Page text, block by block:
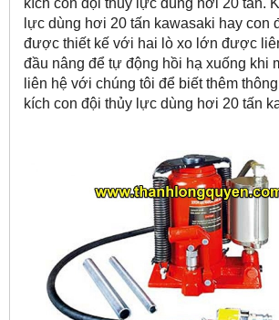
lực dùng hơi 20 tấn kawasaki hay con
được thiết kế với hai lò xo lớn được
đầu nâng để tự động hồi hạ xuống khi
liên hệ với chúng tôi để biết thêm
kích con đội thủy lực dùng hơi 20 tấn